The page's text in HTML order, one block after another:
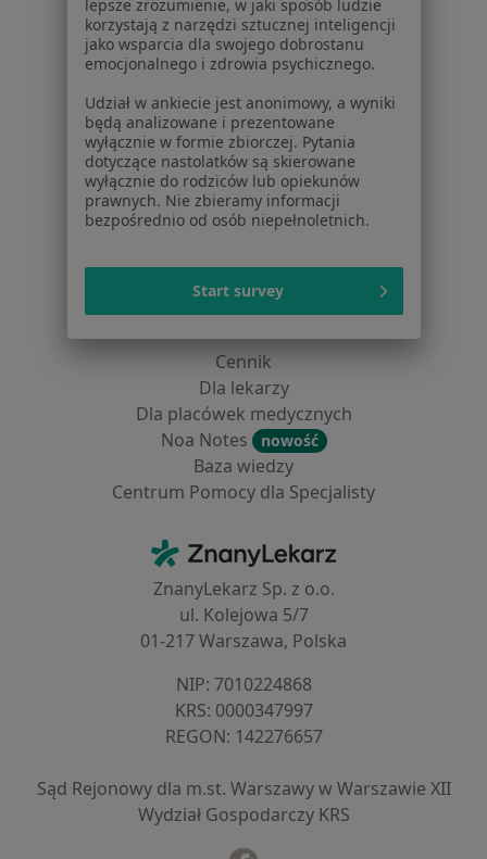
Kontakt
Dla pacjentów
Lekarze
Placówki medyczne
Pytania i odpowiedzi
Usługi i zabiegi
Choroby
Pomoc
Dla profesjonalistów
Cennik
Dla lekarzy
Dla placówek medycznych
Noa Notes
nowość
Baza wiedzy
Centrum Pomocy dla Specjalisty
ZnanyLekarz - Strona główna
ZnanyLekarz Sp. z o.o.
ul. Kolejowa 5/7
01-217 Warszawa, Polska
NIP: ⁠7010224868
KRS: ⁠0000347997
REGON: ⁠142276657
Sąd Rejonowy dla m.st. Warszawy w Warszawie XII
Wydział Gospodarczy KRS
lepsze zrozumienie, w jaki sposób ludzie
korzystają z narzędzi sztucznej inteligencji
jako wsparcia dla swojego dobrostanu
emocjonalnego i zdrowia psychicznego.
Udział w ankiecie jest anonimowy, a wyniki
będą analizowane i prezentowane
wyłącznie w formie zbiorczej. Pytania
dotyczące nastolatków są skierowane
wyłącznie do rodziców lub opiekunów
prawnych. Nie zbieramy informacji
bezpośrednio od osób niepełnoletnich.
Start survey